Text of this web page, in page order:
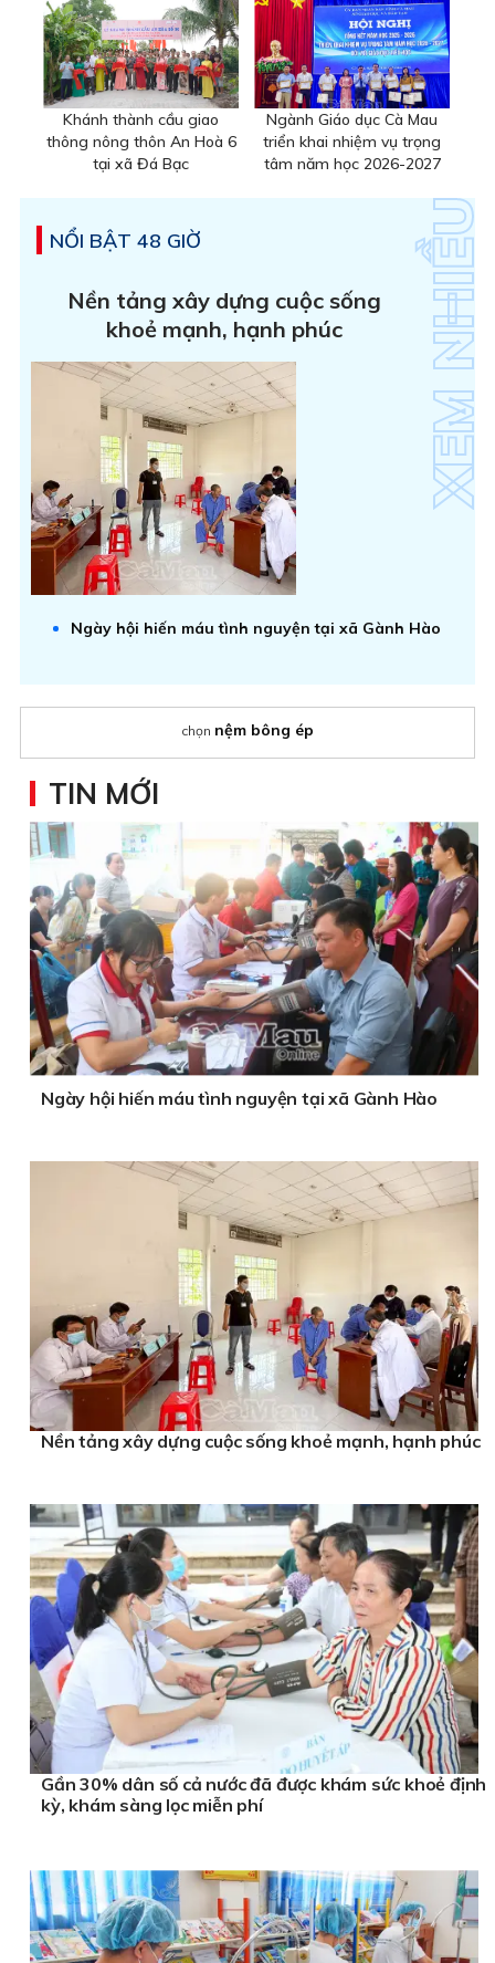
Khánh thành cầu giao
thông nông thôn An Hoà 6
tại xã Đá Bạc
Ngành Giáo dục Cà Mau
triển khai nhiệm vụ trọng
tâm năm học 2026-2027
NỔI BẬT 48 GIỜ
Nền tảng xây dựng cuộc sống
khoẻ mạnh, hạnh phúc
Ngày hội hiến máu tình nguyện tại xã Gành Hào
chọn nệm bông ép
TIN MỚI
Ngày hội hiến máu tình nguyện tại xã Gành Hào
Nền tảng xây dựng cuộc sống khoẻ mạnh, hạnh phúc
Gần 30% dân số cả nước đã được khám sức khoẻ định
kỳ, khám sàng lọc miễn phí